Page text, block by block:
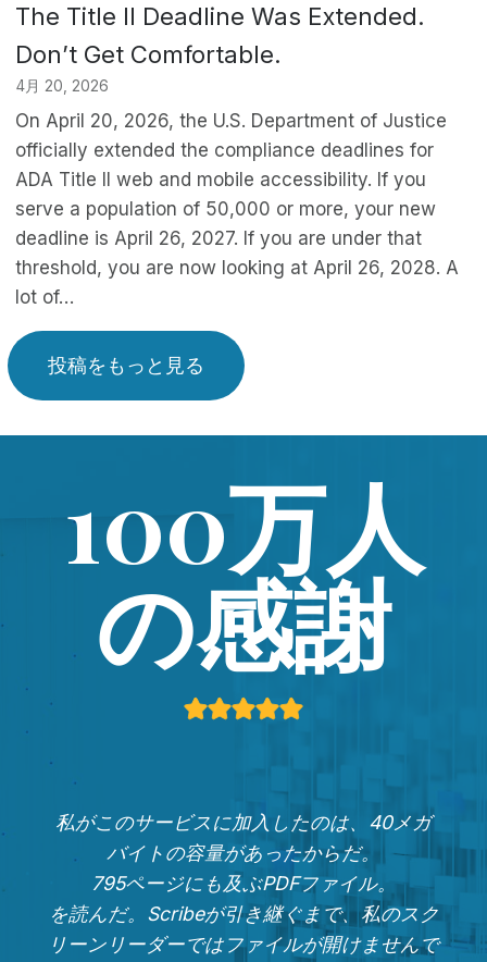
The Title II Deadline Was Extended.
Don’t Get Comfortable.
4月 20, 2026
On April 20, 2026, the U.S. Department of Justice
officially extended the compliance deadlines for
ADA Title II web and mobile accessibility. If you
serve a population of 50,000 or more, your new
deadline is April 26, 2027. If you are under that
threshold, you are now looking at April 26, 2028. A
lot of…
投稿をもっと見る
100万人
の感謝
私がこのサービスに加入したのは、40メガ
バイトの容量があったからだ。
795ページにも及ぶPDFファイル。
を読んだ。Scribeが引き継ぐまで、私のスク
リーンリーダーではファイルが開けませんで